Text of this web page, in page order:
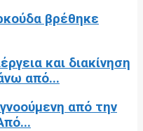
βρέθηκε
και διακίνηση
από...
από την